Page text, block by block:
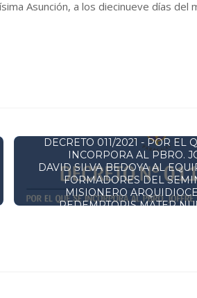
Asunción, a los diecinueve días del
DECRETO 011/2021 - POR EL
INCORPORA AL PBRO.
DAVID SILVA BEDOYA AL
FORMADORES DEL
MISIONERO
REDEMPTORIS MATER